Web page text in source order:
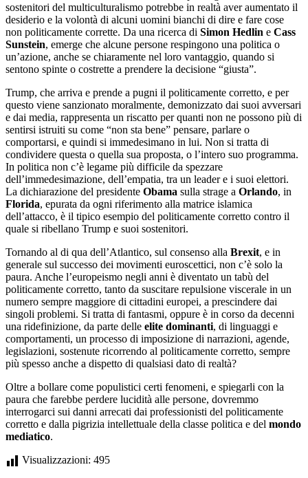
sostenitori del multiculturalismo potrebbe in realtà aver aumentato il
desiderio e la volontà di alcuni uomini bianchi di dire e fare cose
non politicamente corrette. Da una ricerca di Simon Hedlin e Cass
Sunstein, emerge che alcune persone respingono una politica o
un’azione, anche se chiaramente nel loro vantaggio, quando si
sentono spinte o costrette a prendere la decisione “giusta”.
Trump, che arriva e prende a pugni il politicamente corretto, e per
questo viene sanzionato moralmente, demonizzato dai suoi avversari
e dai media, rappresenta un riscatto per quanti non ne possono più di
sentirsi istruiti su come “non sta bene” pensare, parlare o
comportarsi, e quindi si immedesimano in lui. Non si tratta di
condividere questa o quella sua proposta, o l’intero suo programma.
In politica non c’è legame più difficile da spezzare
dell’immedesimazione, dell’empatia, tra un leader e i suoi elettori.
La dichiarazione del presidente Obama sulla strage a Orlando, in
Florida, epurata da ogni riferimento alla matrice islamica
dell’attacco, è il tipico esempio del politicamente corretto contro il
quale si ribellano Trump e suoi sostenitori.
Tornando al di qua dell’Atlantico, sul consenso alla Brexit, e in
generale sul successo dei movimenti euroscettici, non c’è solo la
paura. Anche l’europeismo negli anni è diventato un tabù del
politicamente corretto, tanto da suscitare repulsione viscerale in un
numero sempre maggiore di cittadini europei, a prescindere dai
singoli problemi. Si tratta di fantasmi, oppure è in corso da decenni
una ridefinizione, da parte delle elite dominanti, di linguaggi e
comportamenti, un processo di imposizione di narrazioni, agende,
legislazioni, sostenute ricorrendo al politicamente corretto, sempre
più spesso anche a dispetto di qualsiasi dato di realtà?
Oltre a bollare come populistici certi fenomeni, e spiegarli con la
paura che farebbe perdere lucidità alle persone, dovremmo
interrogarci sui danni arrecati dai professionisti del politicamente
corretto e dalla pigrizia intellettuale della classe politica e del mondo
mediatico.
Visualizzazioni: 495